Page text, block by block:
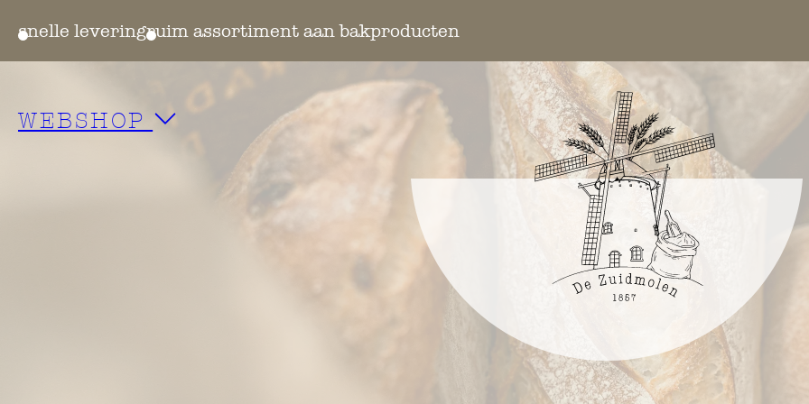
snelle leveringruim assortiment aan bakproducten
WEBSHOP